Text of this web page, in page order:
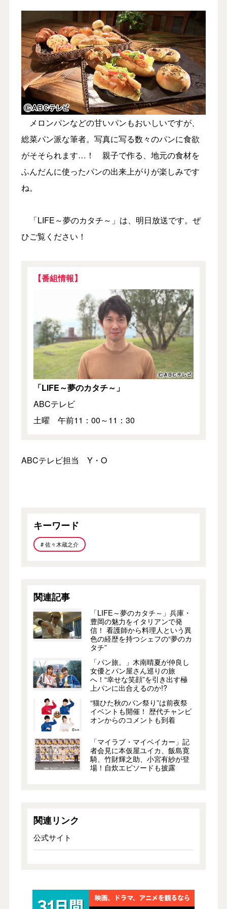
メロンパンなどの甘いパンもおいしいですが、
総菜パン派な筆者。写真に写る数々のパンに食欲
がそそられます…！ 親子で作る、地元の食材を
ふんだんに使ったパンの出来上がりが楽しみです
ね。
「LIFE～夢のカタチ～」は、明日放送です。ぜ
ひご覧ください！
【番組情報】
「LIFE～夢のカタチ～」
ABCテレビ
土曜 午前11：00～11：30
ABCテレビ担当 Y・O
キーワード
# 佐々木蔵之介
関連記事
「LIFE～夢のカタチ～」兵庫・
豊岡の魅力をイタリアンで発
信！ 看護師から料理人という異
色の経歴を持つシェフの“夢のカ
タチ”
「パン旅。」木南晴夏が仲良し
女優とパン屋さん巡りの旅
へ！“幸せな笑顔”を引き出す極
上パンに出合えるのか!?
“猫ひた秋のパン祭り”は前夜祭
イベントも開催！ 歴代チャンピ
オンからのコメントも到着
「マイラブ・マイベイカー」記
者会見に本仮屋ユイカ、飯島寛
騎、竹財輝之助、小宮有紗が登
場！自炊エピソードも披露
関連リンク
公式サイト